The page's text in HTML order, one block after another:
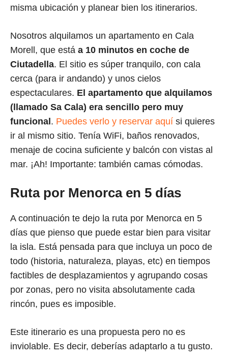
misma ubicación y planear bien los itinerarios.
Nosotros alquilamos un apartamento en Cala
Morell, que está a 10 minutos en coche de
Ciutadella. El sitio es súper tranquilo, con cala
cerca (para ir andando) y unos cielos
espectaculares. El apartamento que alquilamos
(llamado Sa Cala) era sencillo pero muy
funcional . Puedes verlo y reservar aquí si quieres
ir al mismo sitio. Tenía WiFi, baños renovados,
menaje de cocina suficiente y balcón con vistas al
mar. ¡Ah! Importante: también camas cómodas.
Ruta por Menorca en 5 días
A continuación te dejo la ruta por Menorca en 5
días que pienso que puede estar bien para visitar
la isla. Está pensada para que incluya un poco de
todo (historia, naturaleza, playas, etc) en tiempos
factibles de desplazamientos y agrupando cosas
por zonas, pero no visita absolutamente cada
rincón, pues es imposible.
Este itinerario es una propuesta pero no es
inviolable. Es decir, deberías adaptarlo a tu gusto.